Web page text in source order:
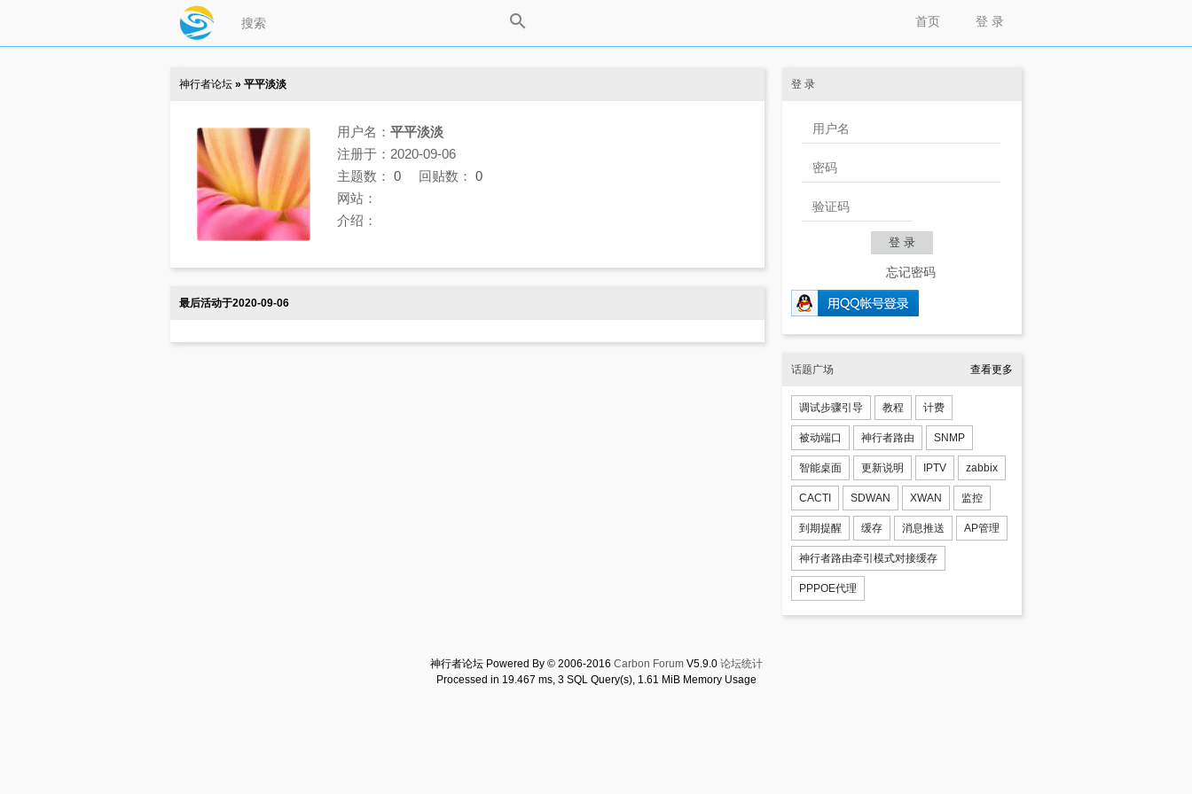
登 录
首页
神行者论坛 » 平平淡淡
用户名： 平平淡淡
注册于：2020-09-06
主题数： 0 回贴数： 0
网站：
介绍：
最后活动于2020-09-06
登 录
忘记密码
话题广场 查看更多
调试步骤引导 教程 计费
被动端口 神行者路由 SNMP
智能桌面 更新说明 IPTV zabbix
CACTI SDWAN XWAN 监控
到期提醒 缓存 消息推送 AP管理
神行者路由牵引模式对接缓存
PPPOE代理
神行者论坛 Powered By © 2006-2016 Carbon ForumV5.9.0 论坛统计
Processed in 19.467 ms, 3 SQL Query(s), 1.61 MiB Memory Usage